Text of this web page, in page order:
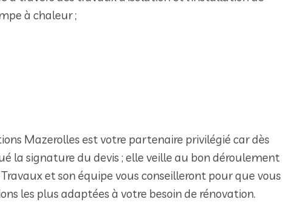
à chaleur ;
Mazerolles est votre partenaire privilégié car dès
la signature du devis ; elle veille au bon déroulement
et son équipe vous conseilleront pour que vous
les plus adaptées à votre besoin de rénovation.